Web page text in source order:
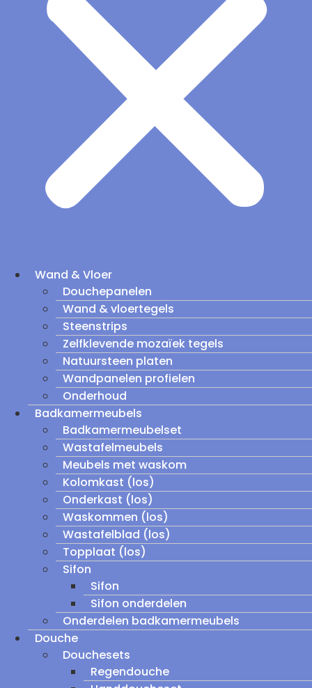
Wand & Vloer
Douchepanelen
Wand & vloertegels
Steenstrips
Zelfklevende mozaïek tegels
Natuursteen platen
Wandpanelen profielen
Onderhoud
Badkamermeubels
Badkamermeubelset
Wastafelmeubels
Meubels met waskom
Kolomkast (los)
Onderkast (los)
Waskommen (los)
Wastafelblad (los)
Topplaat (los)
Sifon
Sifon
Sifon onderdelen
Onderdelen badkamermeubels
Douche
Douchesets
Regendouche